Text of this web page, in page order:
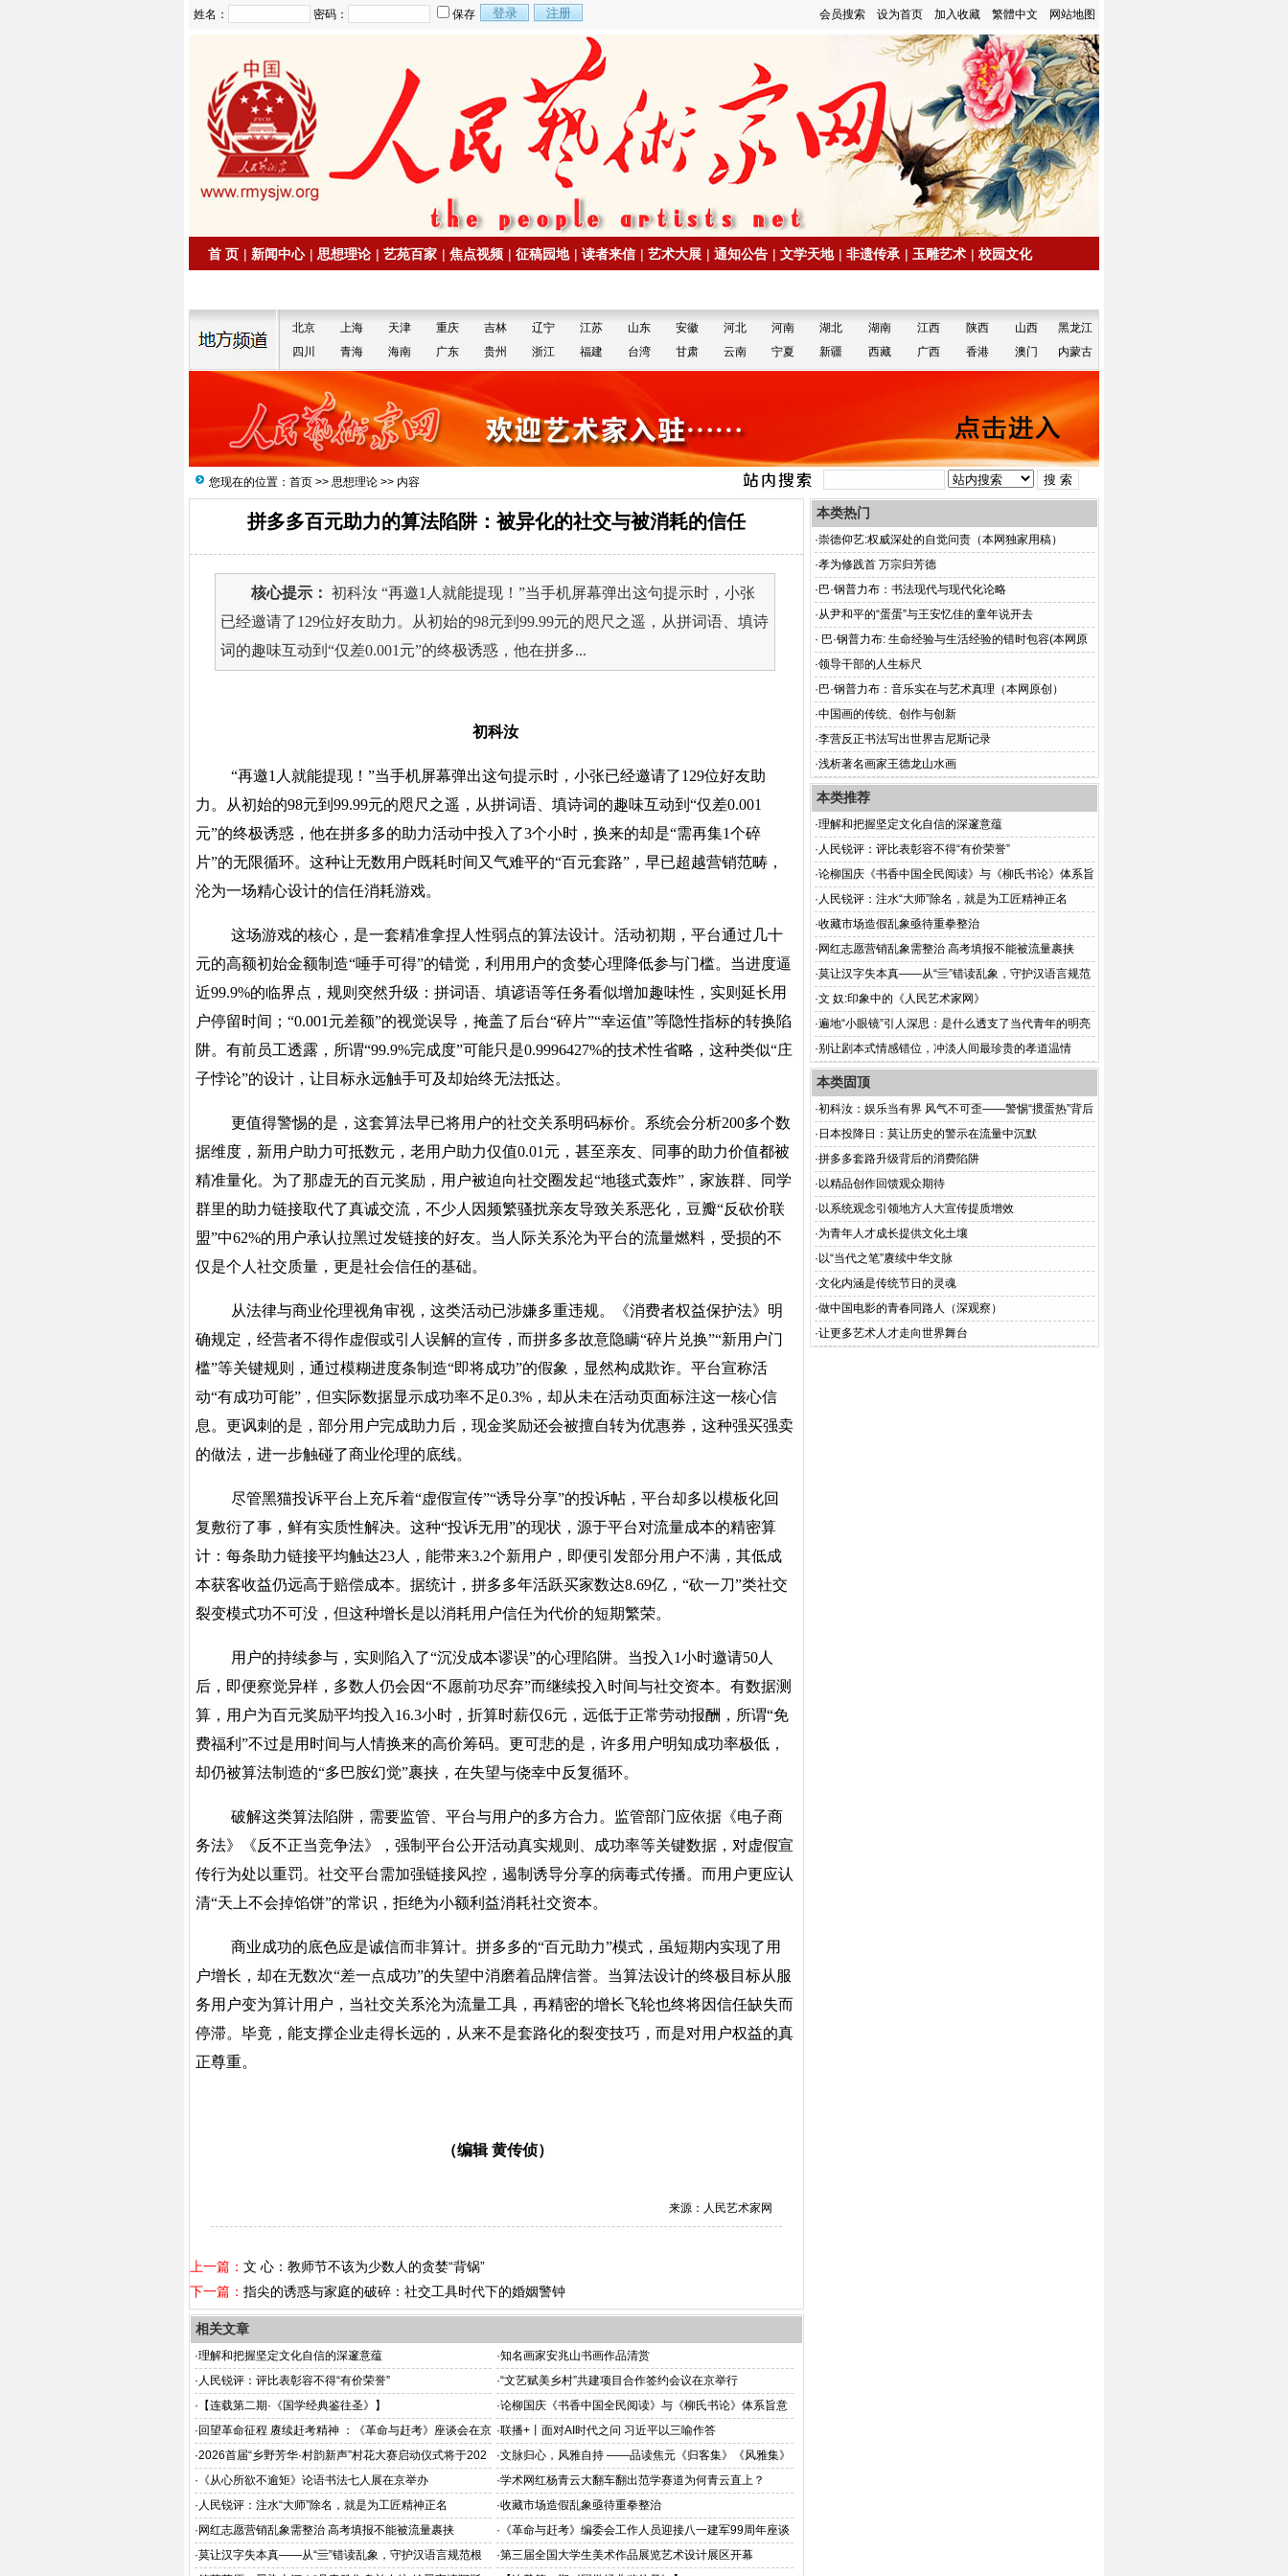
会员搜索 设为首页 加入收藏 繁體中文 网站地图
姓名： 密码： 保存
首 页 | 新闻中心 | 思想理论 | 艺苑百家 | 焦点视频 | 征稿园地 | 读者来信 | 艺术大展 | 通知公告 | 文学天地 | 非遗传承 | 玉雕艺术 | 校园文化
北京 上海 天津 重庆 吉林 辽宁 江苏 山东 安徽 河北 河南 湖北 湖南 江西 陕西 山西
黑龙江
四川
青海 海南 广东 贵州 浙江 福建 台湾 甘肃 云南 宁夏 新疆 西藏 广西 香港 澳门 内蒙古
您现在的位置： 首页 >> 思想理论 >> 内容
拼多多百元助力的算法陷阱：被异化的社交与被消耗的信任
核心提示： 初科汝 “再邀1人就能提现！”当手机屏幕弹出这句提示时，小张
已经邀请了129位好友助力。从初始的98元到99.99元的咫尺之遥，从拼词语、填诗
词的趣味互动到“仅差0.001元”的终极诱惑，他在拼多...
初科汝
“再邀1人就能提现！”当手机屏幕弹出这句提示时，小张已经邀请了129位好友助
力。从初始的98元到99.99元的咫尺之遥，从拼词语、填诗词的趣味互动到“仅差0.001
元”的终极诱惑，他在拼多多的助力活动中投入了3个小时，换来的却是“需再集1个碎
片”的无限循环。这种让无数用户既耗时间又气难平的“百元套路”，早已超越营销范畴，
沦为一场精心设计的信任消耗游戏。
这场游戏的核心，是一套精准拿捏人性弱点的算法设计。活动初期，平台通过几十
元的高额初始金额制造“唾手可得”的错觉，利用用户的贪婪心理降低参与门槛。当进度逼
近99.9%的临界点，规则突然升级：拼词语、填谚语等任务看似增加趣味性，实则延长用
户停留时间；“0.001元差额”的视觉误导，掩盖了后台“碎片”“幸运值”等隐性指标的转换陷
阱。有前员工透露，所谓“99.9%完成度”可能只是0.9996427%的技术性省略，这种类似“庄
子悖论”的设计，让目标永远触手可及却始终无法抵达。
更值得警惕的是，这套算法早已将用户的社交关系明码标价。系统会分析200多个数
据维度，新用户助力可抵数元，老用户助力仅值0.01元，甚至亲友、同事的助力价值都被
精准量化。为了那虚无的百元奖励，用户被迫向社交圈发起“地毯式轰炸”，家族群、同学
群里的助力链接取代了真诚交流，不少人因频繁骚扰亲友导致关系恶化，豆瓣“反砍价联
盟”中62%的用户承认拉黑过发链接的好友。当人际关系沦为平台的流量燃料，受损的不
仅是个人社交质量，更是社会信任的基础。
从法律与商业伦理视角审视，这类活动已涉嫌多重违规。《消费者权益保护法》明
确规定，经营者不得作虚假或引人误解的宣传，而拼多多故意隐瞒“碎片兑换”“新用户门
槛”等关键规则，通过模糊进度条制造“即将成功”的假象，显然构成欺诈。平台宣称活
动“有成功可能”，但实际数据显示成功率不足0.3%，却从未在活动页面标注这一核心信
息。更讽刺的是，部分用户完成助力后，现金奖励还会被擅自转为优惠券，这种强买强卖
的做法，进一步触碰了商业伦理的底线。
尽管黑猫投诉平台上充斥着“虚假宣传”“诱导分享”的投诉帖，平台却多以模板化回
复敷衍了事，鲜有实质性解决。这种“投诉无用”的现状，源于平台对流量成本的精密算
计：每条助力链接平均触达23人，能带来3.2个新用户，即便引发部分用户不满，其低成
本获客收益仍远高于赔偿成本。据统计，拼多多年活跃买家数达8.69亿，“砍一刀”类社交
裂变模式功不可没，但这种增长是以消耗用户信任为代价的短期繁荣。
用户的持续参与，实则陷入了“沉没成本谬误”的心理陷阱。当投入1小时邀请50人
后，即便察觉异样，多数人仍会因“不愿前功尽弃”而继续投入时间与社交资本。有数据测
算，用户为百元奖励平均投入16.3小时，折算时薪仅6元，远低于正常劳动报酬，所谓“免
费福利”不过是用时间与人情换来的高价筹码。更可悲的是，许多用户明知成功率极低，
却仍被算法制造的“多巴胺幻觉”裹挟，在失望与侥幸中反复循环。
破解这类算法陷阱，需要监管、平台与用户的多方合力。监管部门应依据《电子商
务法》《反不正当竞争法》，强制平台公开活动真实规则、成功率等关键数据，对虚假宣
传行为处以重罚。社交平台需加强链接风控，遏制诱导分享的病毒式传播。而用户更应认
清“天上不会掉馅饼”的常识，拒绝为小额利益消耗社交资本。
商业成功的底色应是诚信而非算计。拼多多的“百元助力”模式，虽短期内实现了用
户增长，却在无数次“差一点成功”的失望中消磨着品牌信誉。当算法设计的终极目标从服
务用户变为算计用户，当社交关系沦为流量工具，再精密的增长飞轮也终将因信任缺失而
停滞。毕竟，能支撑企业走得长远的，从来不是套路化的裂变技巧，而是对用户权益的真
正尊重。
（编辑 黄传侦）
来源：人民艺术家网
上一篇： 文 心：教师节不该为少数人的贪婪“背锅”
下一篇： 指尖的诱惑与家庭的破碎：社交工具时代下的婚姻警钟
相关文章
·理解和把握坚定文化自信的深邃意蕴 ·知名画家安兆山书画作品清赏
· 人民锐评：评比表彰容不得“有价荣誉” ·“文艺赋美乡村”共建项目合作签约会议在京举行
· 【连载第二期·《国学经典鉴往圣》】 ·论柳国庆《书香中国全民阅读》与《柳氏书论》体系旨意
深释
· 回望革命征程 赓续赶考精神 ：《革命与赶考》座谈会在京
举办
·联播+丨面对AI时代之问 习近平以三喻作答
·2026首届“乡野芳华·村韵新声”村花大赛启动仪式将于202
6年8月在京举办
·文脉归心，风雅自持 ——品读焦元《归客集》《风雅集》
· 《从心所欲不逾矩》论语书法七人展在京举办 ·学术网红杨青云大翻车翻出范学赛道为何青云直上？
· 人民锐评：注水“大师”除名，就是为工匠精神正名 ·收藏市场造假乱象亟待重拳整治
· 网红志愿营销乱象需整治 高考填报不能被流量裹挟 · 《革命与赶考》编委会工作人员迎接八一建军99周年座谈
会在北京飞天商务大厦举行
·莫让汉字失本真——从“亖”错读乱象，守护汉语言规范根
·第三届全国大学生美术作品展览艺术设计展区开幕
本类热门
·崇德仰艺:权威深处的自觉问责（本网独家用稿）
·孝为修践首 万宗归芳德
· 巴·钢普力布：书法现代与现代化论略
·从尹和平的“蛋蛋”与王安忆佳的童年说开去
· 巴·钢普力布: 生命经验与生活经验的错时包容(本网原
创)
·领导干部的人生标尺
· 巴·钢普力布：音乐实在与艺术真理（本网原创）
·中国画的传统、创作与创新
·李营反正书法写出世界吉尼斯记录
·浅析著名画家王德龙山水画
本类推荐
·理解和把握坚定文化自信的深邃意蕴
· 人民锐评：评比表彰容不得“有价荣誉”
·论柳国庆《书香中国全民阅读》与《柳氏书论》体系旨
意深释
· 人民锐评：注水“大师”除名，就是为工匠精神正名
·收藏市场造假乱象亟待重拳整治
· 网红志愿营销乱象需整治 高考填报不能被流量裹挟
·莫让汉字失本真——从“亖”错读乱象，守护汉语言规范
根基
·文 奴:印象中的《人民艺术家网》
·遍地“小眼镜”引人深思：是什么透支了当代青年的明亮
视界
·别让剧本式情感错位，冲淡人间最珍贵的孝道温情
本类固顶
·初科汝：娱乐当有界 风气不可歪——警惕“掼蛋热”背后
的跑偏危机
· 日本投降日：莫让历史的警示在流量中沉默
·拼多多套路升级背后的消费陷阱
· 以精品创作回馈观众期待
· 以系统观念引领地方人大宣传提质增效
·为青年人才成长提供文化土壤
· 以“当代之笔”赓续中华文脉
·文化内涵是传统节日的灵魂
·做中国电影的青春同路人（深观察）
·让更多艺术人才走向世界舞台